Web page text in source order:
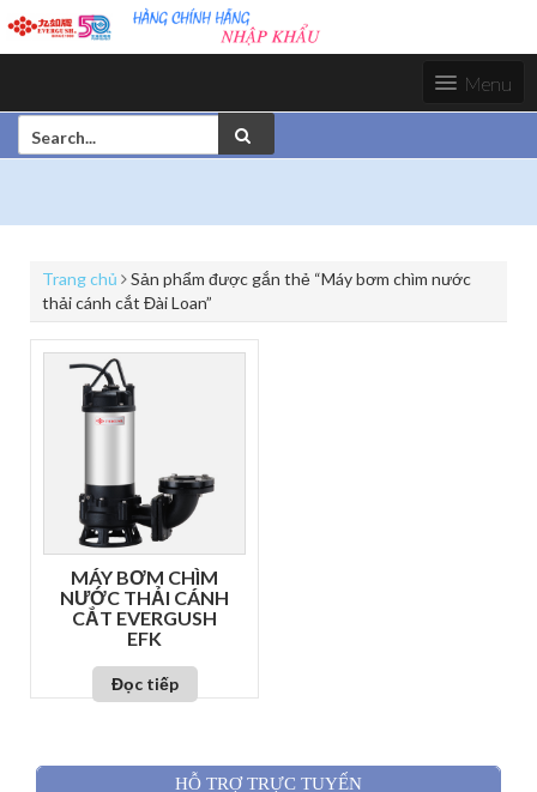
i
t
c
t
Menu
e
c
Trang chủ
Sản phẩm được gắn thẻ “Máy bơm chìm nước
thải cánh cắt Đài Loan”
MÁY BƠM CHÌM
NƯỚC THẢI CÁNH
CẮT EVERGUSH
EFK
Đọc tiếp
HỖ TRỢ TRỰC TUYẾN